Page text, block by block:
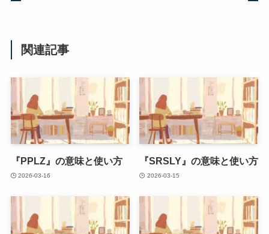
関連記事
『PPLZ』の意味と使い方
2026-03-16
『SRSLY』の意味と使い方
2026-03-15